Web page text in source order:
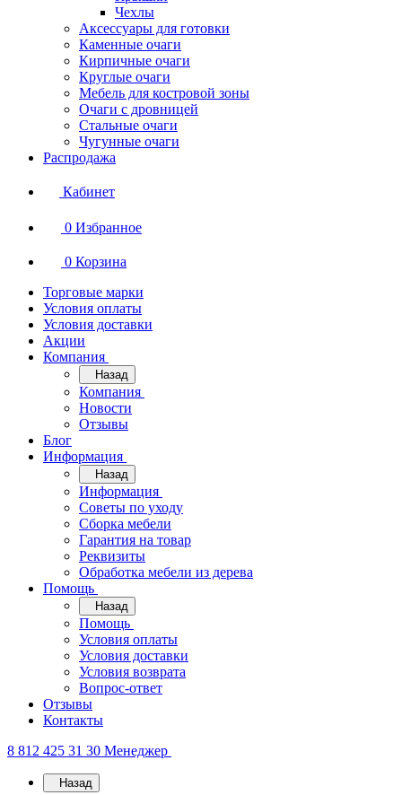
Чехлы
Аксессуары для готовки
Каменные очаги
Кирпичные очаги
Круглые очаги
Мебель для костровой зоны
Очаги с дровницей
Стальные очаги
Чугунные очаги
Распродажа
Кабинет
0 Избранное
0 Корзина
Торговые марки
Условия оплаты
Условия доставки
Акции
Компания
Назад
Компания
Новости
Отзывы
Блог
Информация
Назад
Информация
Советы по уходу
Сборка мебели
Гарантия на товар
Реквизиты
Обработка мебели из дерева
Помощь
Назад
Помощь
Условия оплаты
Условия доставки
Условия возврата
Вопрос-ответ
Отзывы
Контакты
8 812 425 31 30 Менеджер
Назад